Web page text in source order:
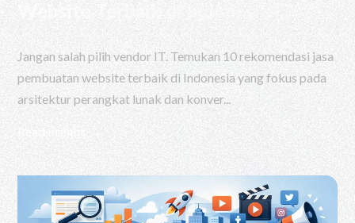
Jangan salah pilih vendor IT. Temukan 10 rekomendasi jasa
pembuatan website terbaik di Indonesia yang fokus pada
arsitektur perangkat lunak dan konver...